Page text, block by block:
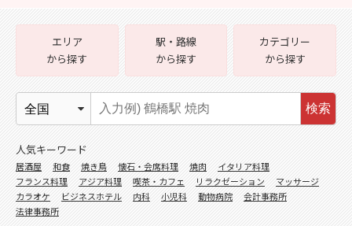
エリア
から探す
駅・路線
から探す
カテゴリー
から探す
検索
人気キーワード
居酒屋 和食 焼き鳥 懐石・会席料理 焼肉
イタリア料理
フランス料理
アジア料理 喫茶・カフェ リラクゼーション
マッサージ
カラオケ
ビジネスホテル 内科 小児科 動物病院
会計事務所
法律事務所